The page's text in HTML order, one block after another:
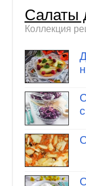
Салаты
Коллекция